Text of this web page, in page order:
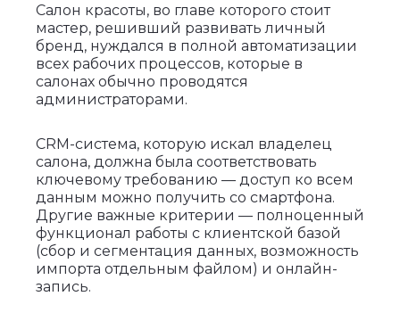
Салон красоты, во главе которого стоит
мастер, решивший развивать личный
бренд, нуждался в полной автоматизации
всех рабочих процессов, которые в
салонах обычно проводятся
администраторами.
CRM-система, которую искал владелец
салона, должна была соответствовать
ключевому требованию — доступ ко всем
данным можно получить со смартфона.
Другие важные критерии — полноценный
функционал работы с клиентской базой
(сбор и сегментация данных, возможность
импорта отдельным файлом) и онлайн-
запись.